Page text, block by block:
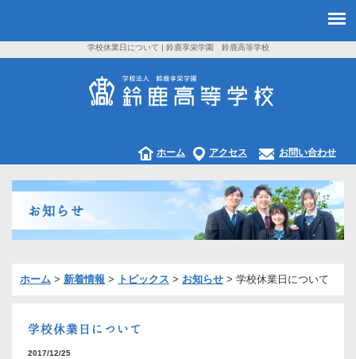
学校休業日について | 鈴鹿享栄学園 鈴鹿高等学校
お問い合わせ
アクセス
ホーム
お知らせ
ホーム > 新着情報 > トピックス > お知らせ > 学校休業日について
学校休業日について
2017/12/25